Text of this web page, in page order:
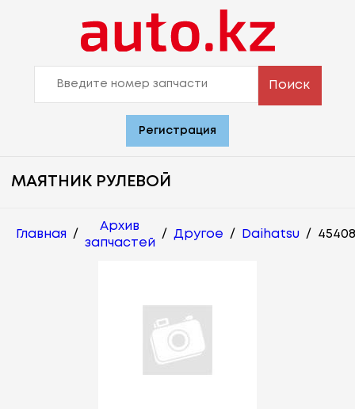
Поиск
Регистрация
МАЯТНИК РУЛЕВОЙ
Главная /
Архив
запчастей
/ Другое / Daihatsu /